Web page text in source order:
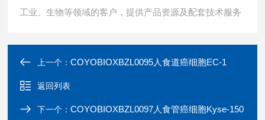
工业、生物等领域的客户，提供产品资源及配套技术服务
上一个：COYOBIOXBZL0095人食道癌细胞EC-1
返回列表
下一个：COYOBIOXBZL0097人食管癌细胞Kyse-150